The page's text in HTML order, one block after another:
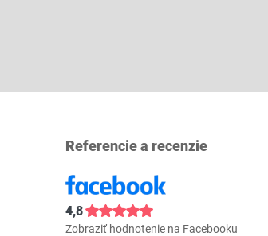
Referencie a recenzie
4,8
Zobraziť hodnotenie na Facebooku